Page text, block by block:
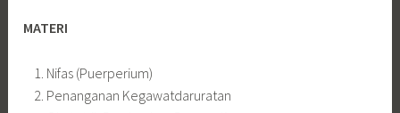
MATERI
Nifas (Puerperium)
Penanganan Kegawatdaruratan